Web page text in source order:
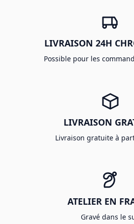
LIVRAISON 24H
Possible pour les
LIVRAISON
Livraison gratuite à
ATELIER EN
Gravé dans le